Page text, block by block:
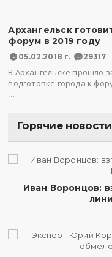
Архангельск
форум в 2019 году
05.02.2018 г. 29317
В Архангельске прошло
подготовке города к
…
Горячие новости
Иван Воронцов: